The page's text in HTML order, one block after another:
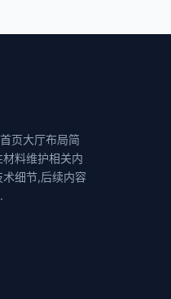
页大厅布局简
料维护相关内
细节,后续内容